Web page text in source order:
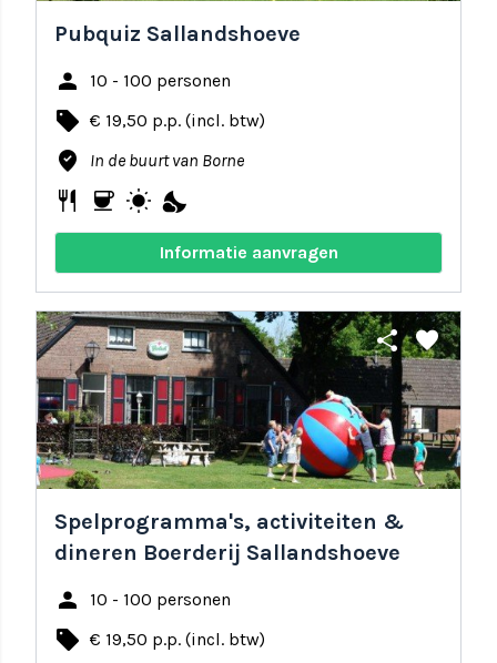
Pubquiz Sallandshoeve
person 10 - 100 personen
local_offer € 19,50 p.p. (incl. btw)
where_to_vote In de buurt van Borne
restaurant coffee wb_sunny nights_stay
Informatie aanvragen
share favorite
Spelprogramma's, activiteiten &
dineren Boerderij Sallandshoeve
person 10 - 100 personen
local_offer € 19,50 p.p. (incl. btw)